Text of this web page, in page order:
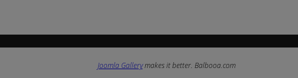
Joomla Gallerymakes it better. Balbooa.com